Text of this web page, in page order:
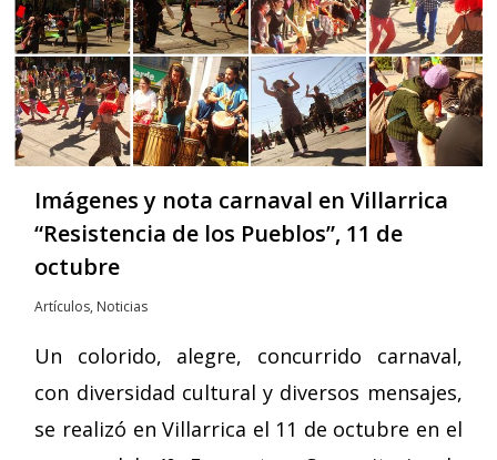
Imágenes y nota carnaval en Villarrica
“Resistencia de los Pueblos”, 11 de
octubre
Artículos, Noticias
Un colorido, alegre, concurrido carnaval,
con diversidad cultural y diversos mensajes,
se realizó en Villarrica el 11 de octubre en el